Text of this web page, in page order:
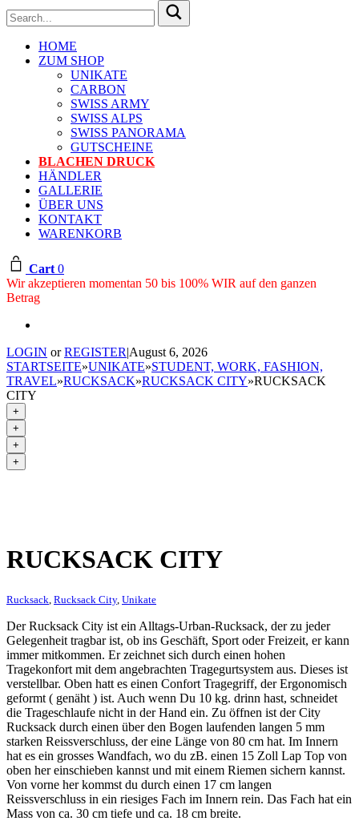
HOME
ZUM SHOP
UNIKATE
CARBON
SWISS ARMY
SWISS ALPS
SWISS PANORAMA
GUTSCHEINE
BLACHEN DRUCK
HÄNDLER
GALLERIE
ÜBER UNS
KONTAKT
WARENKORB
Cart 0
Wir akzeptieren momentan 50 bis 100% WIR auf den ganzen
Betrag
LOGIN orREGISTER|August 6, 2026
STARTSEITE»UNIKATE»STUDENT, WORK, FASHION,
TRAVEL»RUCKSACK»RUCKSACK CITY»RUCKSACK
CITY
+
+
+
+
RUCKSACK CITY
Rucksack Rucksack City, Unikate
Der Rucksack City ist ein Alltags-Urban-Rucksack, der zu jeder
Gelegenheit tragbar ist, ob ins Geschäft, Sport oder Freizeit, er kann
immer mitkommen. Er zeichnet sich durch einen hohen
Tragekonfort mit dem angebrachten Tragegurtsystem aus. Dieses ist
verstellbar. Oben hatt es einen Confort Tragegriff, der Ergonomisch
geformt ( genäht ) ist. Auch wenn Du 10 kg. drinn hast, schneidet
die Trageschlaufe nicht in der Hand ein. Zu öffnen ist der City
Rucksack durch einen über den Bogen laufenden langen 5 mm
starken Reissverschluss, der eine Länge von 80 cm hat. Im Innern
hat es ein grosses Wandfach, wo du zB. einen 15 Zoll Lap Top von
oben her einschieben kannst und mit einem Riemen sichern kannst.
Von vorne her kommst du durch einen 17 cm langen
Reissverschluss in ein riesiges Fach im Innern rein. Das Fach hat ein
Mass von ca. 30 cm tiefe und ca. 18 cm breite.